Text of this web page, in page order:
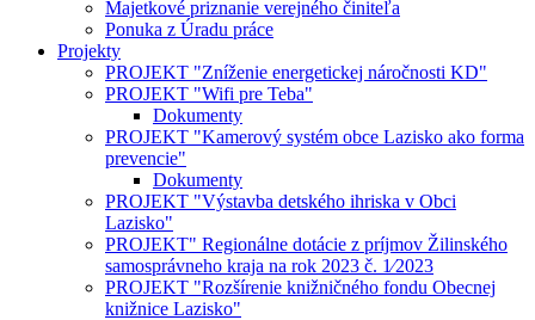
Majetkové priznanie verejného činiteľa
Ponuka z Úradu práce
Projekty
PROJEKT "Zníženie energetickej náročnosti KD"
PROJEKT "Wifi pre Teba"
Dokumenty
PROJEKT "Kamerový systém obce Lazisko ako forma
prevencie"
Dokumenty
PROJEKT "Výstavba detského ihriska v Obci
Lazisko"
PROJEKT" Regionálne dotácie z príjmov Žilinského
samosprávneho kraja na rok 2023 č. 1⁄2023
PROJEKT "Rozšírenie knižničného fondu Obecnej
knižnice Lazisko"